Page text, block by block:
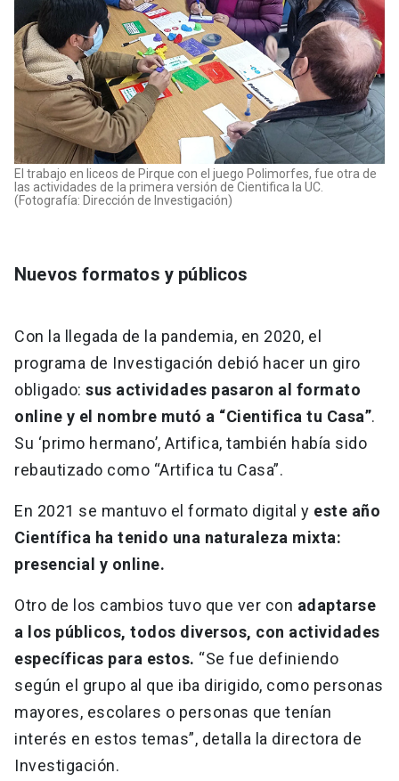
El trabajo en liceos de Pirque con el juego Polimorfes, fue otra de
las actividades de la primera versión de Cientifica la UC.
(Fotografía: Dirección de Investigación)
Nuevos formatos y públicos
Con la llegada de la pandemia, en 2020, el
programa de Investigación debió hacer un giro
obligado: sus actividades pasaron al formato
online y el nombre mutó a “Cientifica tu Casa”.
Su ‘primo hermano’, Artifica, también había sido
rebautizado como “Artifica tu Casa”.
En 2021 se mantuvo el formato digital y este año
Científica ha tenido una naturaleza mixta:
presencial y online.
Otro de los cambios tuvo que ver con adaptarse
a los públicos, todos diversos, con actividades
específicas para estos. “Se fue definiendo
según el grupo al que iba dirigido, como personas
mayores, escolares o personas que tenían
interés en estos temas”, detalla la directora de
Investigación.